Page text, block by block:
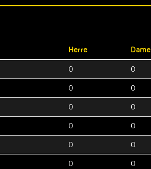
Herre Dame
0 0
0 0
0 0
0 0
0 0
0 0